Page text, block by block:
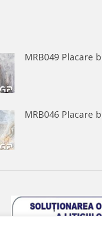
MRB049 Placare
MRB046 Placare